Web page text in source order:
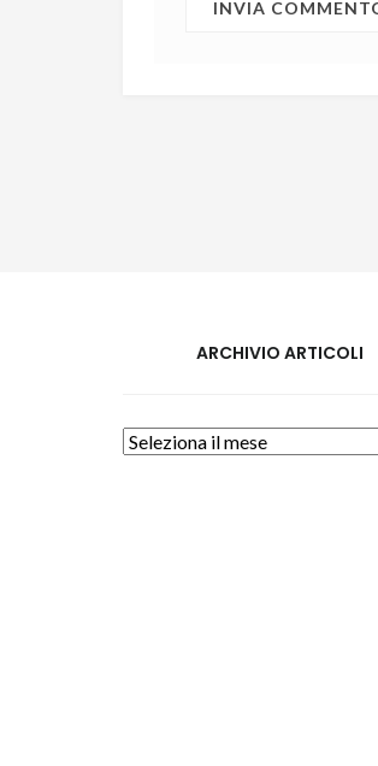
ARCHIVIO ARTICOLI
Archivio